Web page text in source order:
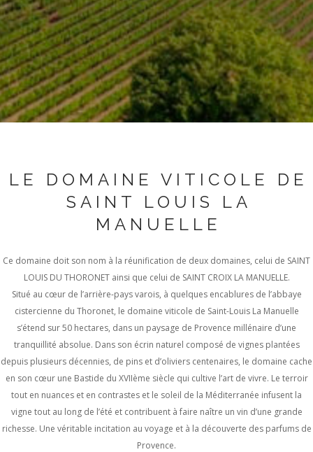
LE DOMAINE VITICOLE DE
SAINT LOUIS LA
MANUELLE
Ce domaine doit son nom à la réunification de deux domaines, celui de SAINT
LOUIS DU THORONET ainsi que celui de SAINT CROIX LA MANUELLE.
Situé au cœur de l’arrière-pays varois, à quelques encablures de l’abbaye
cistercienne du Thoronet, le domaine viticole de Saint-Louis La Manuelle
s’étend sur 50 hectares, dans un paysage de Provence millénaire d’une
tranquillité absolue. Dans son écrin naturel composé de vignes plantées
depuis plusieurs décennies, de pins et d’oliviers centenaires, le domaine cache
en son cœur une Bastide du XVIIème siècle qui cultive l’art de vivre. Le terroir
tout en nuances et en contrastes et le soleil de la Méditerranée infusent la
vigne tout au long de l’été et contribuent à faire naître un vin d’une grande
richesse. Une véritable incitation au voyage et à la découverte des parfums de
Provence.